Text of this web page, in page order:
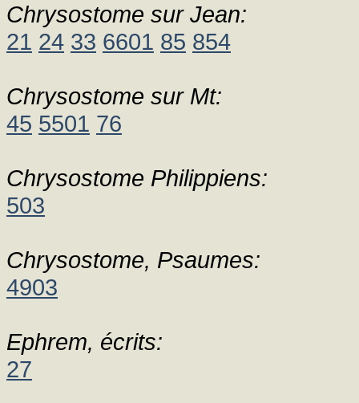
Chrysostome sur Jean:
21 24 33 6601 85 854
Chrysostome sur Mt:
45 5501 76
Chrysostome Philippiens:
503
Chrysostome, Psaumes:
4903
Ephrem, écrits:
27